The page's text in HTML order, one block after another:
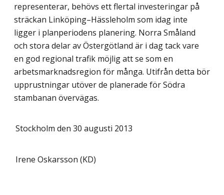
representerar, behövs ett flertal investeringar på
sträckan Linköping–Hässleholm som idag inte
ligger i planperiodens planering. Norra Småland
och stora delar av Östergötland är i dag tack vare
en god regional trafik möjlig att se som en
arbetsmarknadsregion för många. Utifrån detta bör
upprustningar utöver de planerade för Södra
stambanan övervägas.
Stockholm den 30 augusti 2013
Irene Oskarsson (KD)